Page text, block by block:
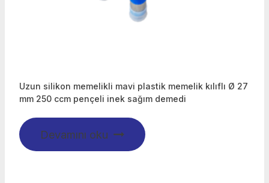
Uzun silikon memelikli mavi plastik memelik kılıflı Ø 27
mm 250 ccm pençeli inek sağım demedi
Devamını oku